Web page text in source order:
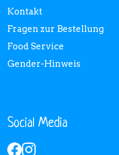
Kontakt
Fragen zur Bestellung
Food Service
Gender-Hinweis
Social Media